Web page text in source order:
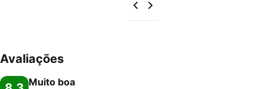
Avaliações
Muito boa